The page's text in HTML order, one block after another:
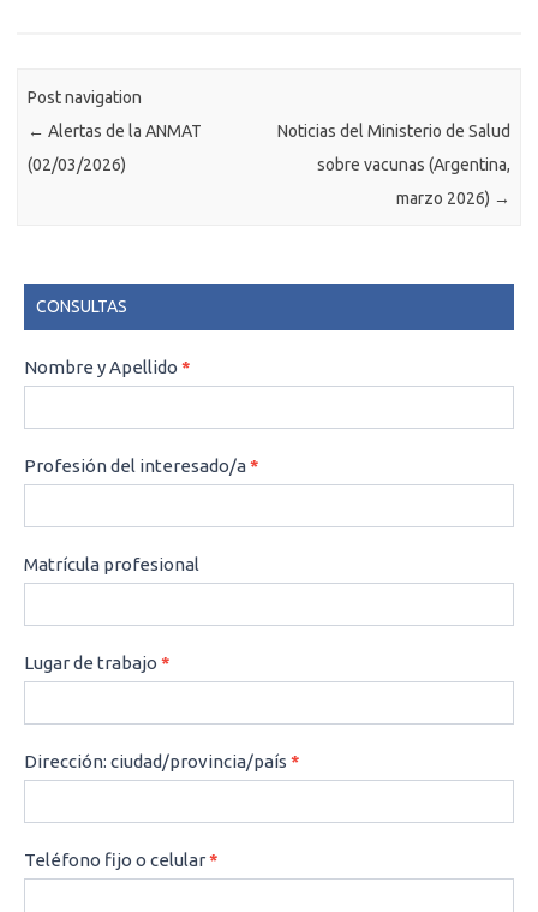
Post navigation
← Alertas de la ANMAT
(02/03/2026)
Noticias del Ministerio de Salud
sobre vacunas (Argentina,
marzo 2026) →
CONSULTAS
CONSULTAS
Nombre y Apellido *
Profesión del interesado/a*
Matrícula profesional
Lugar de trabajo *
Dirección: ciudad/provincia/país *
Teléfono fijo o celular*